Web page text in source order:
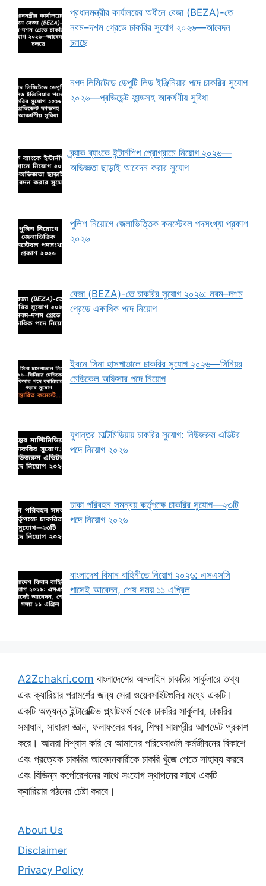
প্রধানমন্ত্রীর কার্যালয়ের অধীনে বেজা (BEZA)-তে
নবম–দশম গ্রেডে চাকরির সুযোগ ২০২৬—আবেদন
চলছে
নগদ লিমিটেডে ডেপুটি লিড ইঞ্জিনিয়ার পদে চাকরির সুযোগ
২০২৬—প্রভিডেন্ট ফান্ডসহ আকর্ষণীয় সুবিধা
ব্র্যাক ব্যাংকে ইন্টার্নশিপ প্রোগ্রামে নিয়োগ ২০২৬—
অভিজ্ঞতা ছাড়াই আবেদন করার সুযোগ
পুলিশ নিয়োগে জেলাভিত্তিক কনস্টেবল পদসংখ্যা প্রকাশ
২০২৬
বেজা (BEZA)-তে চাকরির সুযোগ ২০২৬: নবম–দশম
গ্রেডে একাধিক পদে নিয়োগ
ইবনে সিনা হাসপাতালে চাকরির সুযোগ ২০২৬—সিনিয়র
মেডিকেল অফিসার পদে নিয়োগ
যুগান্তর মাল্টিমিডিয়ায় চাকরির সুযোগ: নিউজরুম এডিটর
পদে নিয়োগ ২০২৬
ঢাকা পরিবহন সমন্বয় কর্তৃপক্ষে চাকরির সুযোগ—২৩টি
পদে নিয়োগ ২০২৬
বাংলাদেশ বিমান বাহিনীতে নিয়োগ ২০২৬: এসএসসি
পাসেই আবেদন, শেষ সময় ১১ এপ্রিল
A2Zchakri.com বাংলাদেশের অনলাইন চাকরির সার্কুলারে তথ্য
এবং ক্যারিয়ার পরামর্শের জন্য সেরা ওয়েবসাইটগুলির মধ্যে একটি।
একটি অত্যন্ত ইন্টারেক্টিভ প্ল্যাটফর্ম থেকে চাকরির সার্কুলার, চাকরির
সমাধান, সাধারণ জ্ঞান, ফলাফলের খবর, শিক্ষা সামগ্রীর আপডেট প্রকাশ
করে। আমরা বিশ্বাস করি যে আমাদের পরিষেবাগুলি কর্মজীবনের বিকাশে
এবং প্রত্যেক চাকরির আবেদনকারীকে চাকরি খুঁজে পেতে সাহায্য করবে
এবং বিভিন্ন কর্পোরেশনের সাথে সংযোগ স্থাপনের সাথে একটি
ক্যারিয়ার গঠনের চেষ্টা করবে।
About Us
Disclaimer
Privacy Policy